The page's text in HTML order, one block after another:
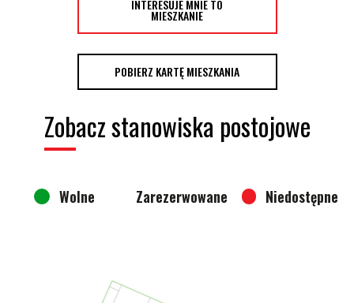
INTERESUJE MNIE TO
MIESZKANIE
POBIERZ KARTĘ MIESZKANIA
Zobacz stanowiska postojowe
Wolne Zarezerwowane Niedostępne